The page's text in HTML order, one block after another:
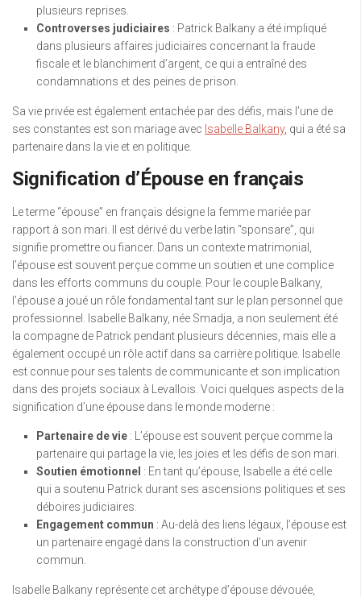
plusieurs reprises.
Controverses judiciaires : Patrick Balkany a été impliqué
dans plusieurs affaires judiciaires concernant la fraude
fiscale et le blanchiment d’argent, ce qui a entraîné des
condamnations et des peines de prison.
Sa vie privée est également entachée par des défis, mais l’une de
ses constantes est son mariage avec Isabelle Balkany, qui a été sa
partenaire dans la vie et en politique.
Signification d’Épouse en français
Le terme “épouse” en français désigne la femme mariée par
rapport à son mari. Il est dérivé du verbe latin “sponsare”, qui
signifie promettre ou fiancer. Dans un contexte matrimonial,
l’épouse est souvent perçue comme un soutien et une complice
dans les efforts communs du couple. Pour le couple Balkany,
l’épouse a joué un rôle fondamental tant sur le plan personnel que
professionnel. Isabelle Balkany, née Smadja, a non seulement été
la compagne de Patrick pendant plusieurs décennies, mais elle a
également occupé un rôle actif dans sa carrière politique. Isabelle
est connue pour ses talents de communicante et son implication
dans des projets sociaux à Levallois. Voici quelques aspects de la
signification d’une épouse dans le monde moderne :
Partenaire de vie : L’épouse est souvent perçue comme la
partenaire qui partage la vie, les joies et les défis de son mari.
Soutien émotionnel : En tant qu’épouse, Isabelle a été celle
qui a soutenu Patrick durant ses ascensions politiques et ses
déboires judiciaires.
Engagement commun : Au-delà des liens légaux, l’épouse est
un partenaire engagé dans la construction d’un avenir
commun.
Isabelle Balkany représente cet archétype d’épouse dévouée,